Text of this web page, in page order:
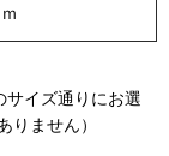
イズ通りにお選
ません）